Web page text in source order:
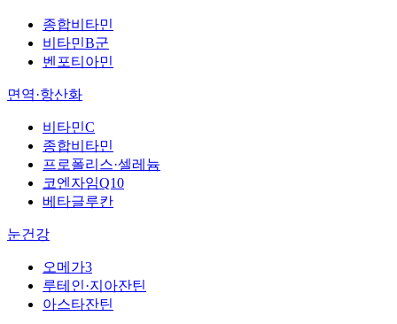
종합비타민
비타민B군
벤포티아민
면역·항산화
비타민C
종합비타민
프로폴리스·셀레늄
코엔자임Q10
베타글루칸
눈건강
오메가3
루테인·지아잔틴
아스타잔틴